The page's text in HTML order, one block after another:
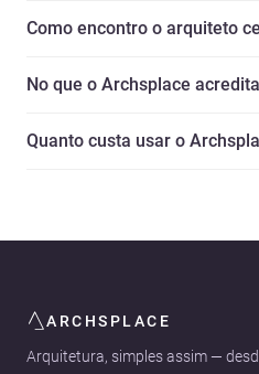
Como encontro o arquiteto
No que o Archsplace
Quanto custa usar o
ARCHSPLACE
Arquitetura, simples assim —